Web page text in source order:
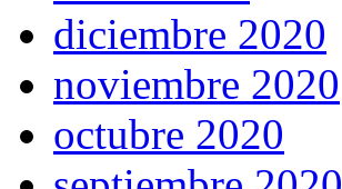
diciembre 2020
noviembre 2020
octubre 2020